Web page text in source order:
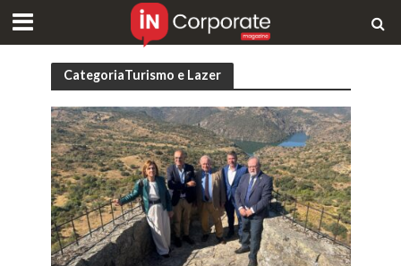
CategoriaTurismo e Lazer